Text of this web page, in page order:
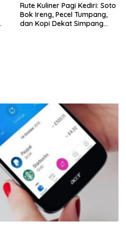
Rute Kuliner Pagi Kediri: Soto
Bok Ireng, Pecel Tumpang,
dan Kopi Dekat Simpang